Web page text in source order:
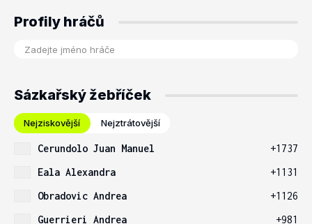
Profily hráčů
Sázkařský žebříček
Nejziskovější Nejztrátovější
Cerundolo Juan Manuel
+1737
Eala Alexandra
+1131
Obradovic Andrea
+1126
Guerrieri Andrea
+981